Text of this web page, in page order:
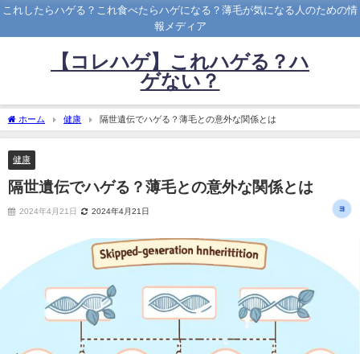
これしたらハゲる？これ食べたらハゲになる？薄毛が気になる人のための情
報メディア
【コレハゲ】これハゲる？ハ
ゲない？
ホーム 健康 隔世遺伝でハゲる？薄毛との意外な関係とは
健康
隔世遺伝でハゲる？薄毛との意外な関係とは
2024年4月21日 2024年4月21日